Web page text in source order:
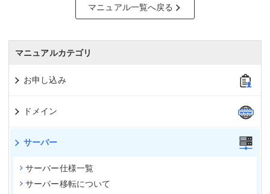
マニュアル一覧へ戻る
マニュアルカテゴリ
お申し込み
ドメイン
サーバー
サーバー仕様一覧
サーバー移転について